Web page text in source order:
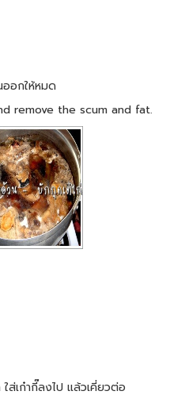
อกให้หมด
remove the scum and fat.
ส่เก๋ากี๊ลงไป แล้วเคี่ยวต่อ